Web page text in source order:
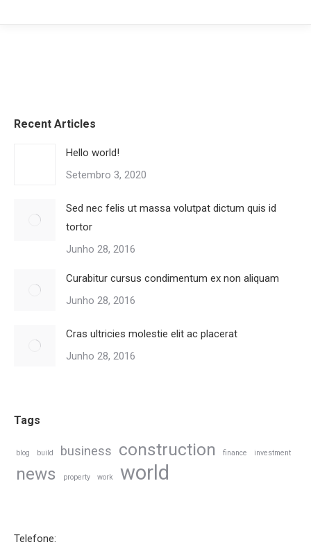
Recent Articles
Hello world!
Setembro 3, 2020
Sed nec felis ut massa volutpat dictum quis id
tortor
Junho 28, 2016
Curabitur cursus condimentum ex non aliquam
Junho 28, 2016
Cras ultricies molestie elit ac placerat
Junho 28, 2016
Tags
blog build business construction finance investment
news property work world
Telefone: